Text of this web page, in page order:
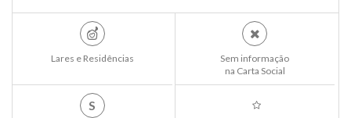
Lares e Residências
Sem informação
na Carta Social
S